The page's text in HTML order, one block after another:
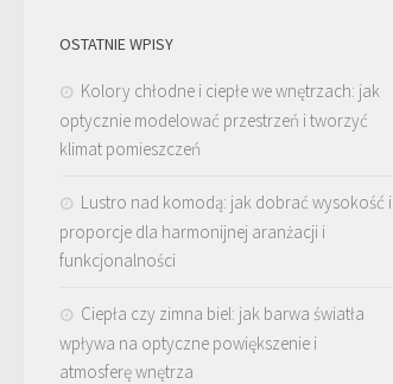
OSTATNIE WPISY
Kolory chłodne i ciepłe we wnętrzach: jak
optycznie modelować przestrzeń i tworzyć
klimat pomieszczeń
Lustro nad komodą: jak dobrać wysokość i
proporcje dla harmonijnej aranżacji i
funkcjonalności
Ciepła czy zimna biel: jak barwa światła
wpływa na optyczne powiększenie i
atmosferę wnętrza